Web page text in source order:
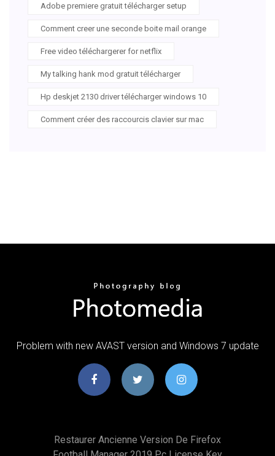
Adobe premiere gratuit télécharger setup
Comment creer une seconde boite mail orange
Free video téléchargerer for netflix
My talking hank mod gratuit télécharger
Hp deskjet 2130 driver télécharger windows 10
Comment créer des raccourcis clavier sur mac
Problem with new AVAST version and Windows 7 update
Restaurer Ancienne Version De Firefox